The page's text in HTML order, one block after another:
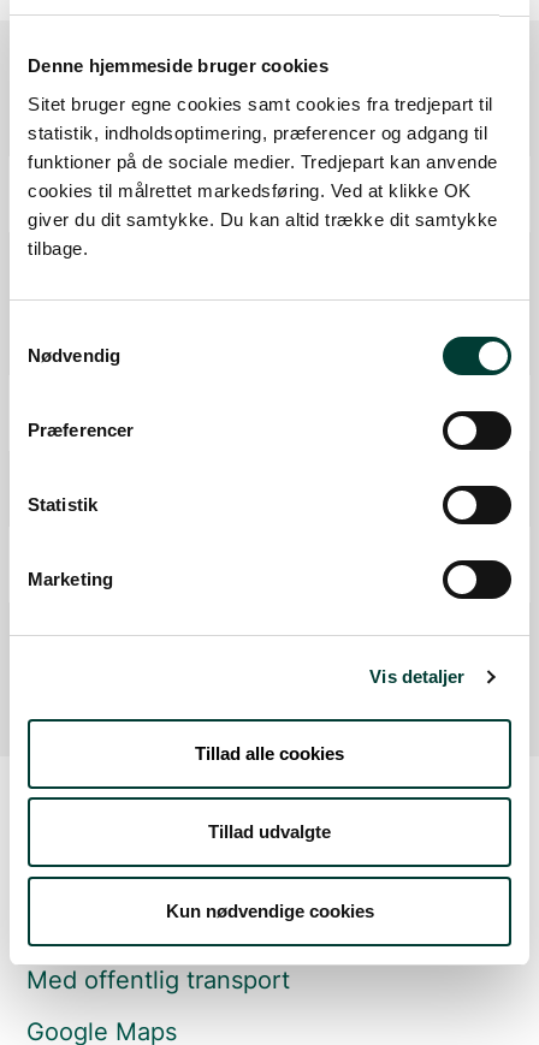
Denne hjemmeside bruger cookies
Sitet bruger egne cookies samt cookies fra tredjepart til
statistik, indholdsoptimering, præferencer og adgang til
funktioner på de sociale medier. Tredjepart kan anvende
cookies til målrettet markedsføring. Ved at klikke OK
giver du dit samtykke. Du kan altid trække dit samtykke
tilbage.
Nødvendig
Præferencer
Statistik
Marketing
Vis detaljer
Tillad alle cookies
Tillad udvalgte
Kun nødvendige cookies
Ruten i detaljer
Start
Samlet: 0 km
Udendørs træning
Fra forrige:
Fra forrige:2,6 km
Fra forrige:
Fra forrige:
Sådan kommer du dertil
Med offentlig transport
Google Maps